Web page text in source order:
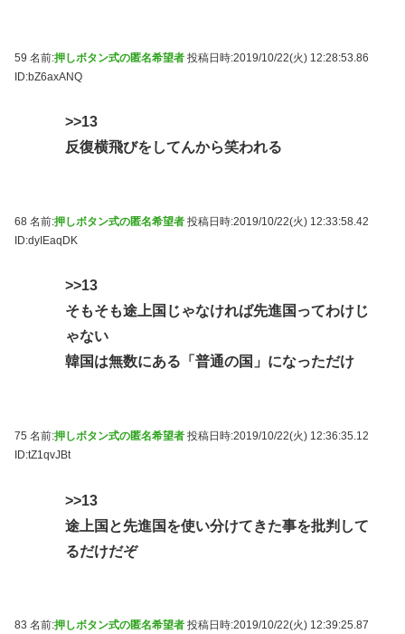
59 名前:押しボタン式の匿名希望者 投稿日時:2019/10/22(火) 12:28:53.86
ID:bZ6axANQ
>>13
反復横飛びをしてんから笑われる
68 名前:押しボタン式の匿名希望者 投稿日時:2019/10/22(火) 12:33:58.42
ID:dyIEaqDK
>>13
そもそも途上国じゃなければ先進国ってわけじ
ゃない
韓国は無数にある「普通の国」になっただけ
75 名前:押しボタン式の匿名希望者 投稿日時:2019/10/22(火) 12:36:35.12
ID:tZ1qvJBt
>>13
途上国と先進国を使い分けてきた事を批判して
るだけだぞ
83 名前:押しボタン式の匿名希望者 投稿日時:2019/10/22(火) 12:39:25.87